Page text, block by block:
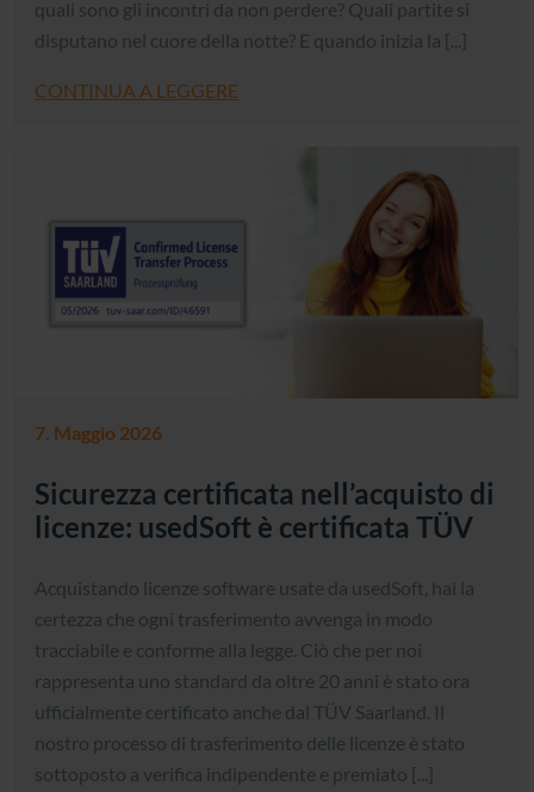
quali sono gli incontri da non perdere? Quali partite si
disputano nel cuore della notte? E quando inizia la [...]
CONTINUA A LEGGERE
7. Maggio 2026
Sicurezza certificata nell’acquisto di
licenze: usedSoft è certificata TÜV
Acquistando licenze software usate da usedSoft, hai la
certezza che ogni trasferimento avvenga in modo
tracciabile e conforme alla legge. Ciò che per noi
rappresenta uno standard da oltre 20 anni è stato ora
ufficialmente certificato anche dal TÜV Saarland. Il
nostro processo di trasferimento delle licenze è stato
sottoposto a verifica indipendente e premiato [...]